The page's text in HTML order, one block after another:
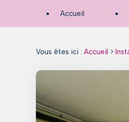
Accueil
Vous êtes ici :Accueil >